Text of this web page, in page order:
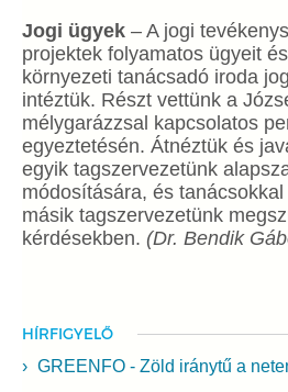
Jogi ügyek – A jogi
projektek folyamatos ügyeit
környezeti tanácsadó iroda
intéztük. Részt vettünk a
mélygarázzsal kapcsolatos
egyeztetésén. Átnéztük és
egyik tagszervezetünk
módosítására, és
másik tagszervezetünk
kérdésekben. (Dr. Bendik
HÍRFIGYELŐ
GREENFO - Zöld iránytű a